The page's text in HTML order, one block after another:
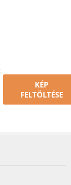
KÉP
FELTÖLTÉSE